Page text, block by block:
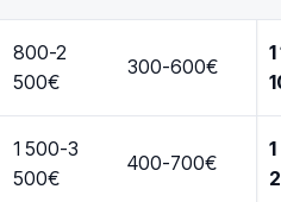
800-2
500€
300-600€
1 500-3
500€
400-700€